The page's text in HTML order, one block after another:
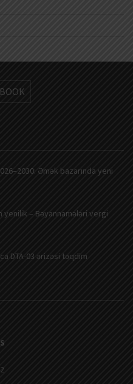
Əmək bazarında yeni
yenilik – Bəyannamələri vergi
DTA-03 ərizəsi təqdim
S
2